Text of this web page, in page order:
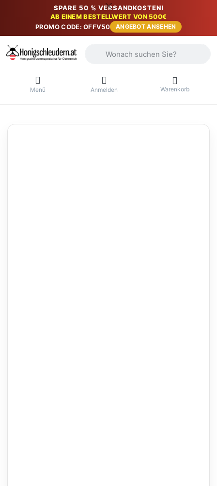
SPARE 50 % VERSANDKOSTEN!
AB EINEM BESTELLWERT VON 500€
PROMO CODE: OFFV50
ANGEBOT ANSEHEN
Menü Anmelden Warenkorb